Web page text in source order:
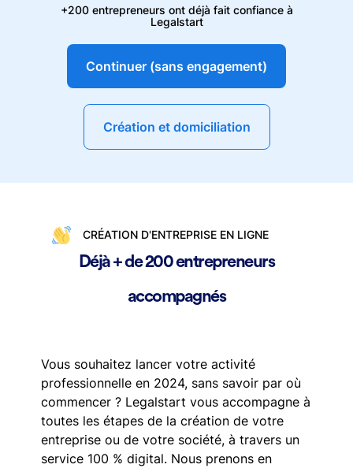
+200 entrepreneurs ont déjà fait confiance à
Legalstart
Continuer (sans engagement)
Création et domiciliation
CRÉATION D'ENTREPRISE EN LIGNE
Déjà + de 200 entrepreneurs
accompagnés
Vous souhaitez lancer votre activité
professionnelle en 2024, sans savoir par où
commencer ? Legalstart vous accompagne à
toutes les étapes de la création de votre
entreprise ou de votre société, à travers un
service 100 % digital. Nous prenons en